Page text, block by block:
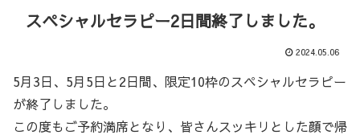
スペシャルセラピー2日間終了しました。
2024.05.06
5月3日、5月5日と2日間、限定10枠のスペシャルセラピー
が終了しました。
この度もご予約満席となり、皆さんスッキリとした顔で帰